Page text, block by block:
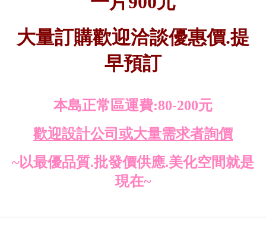
大量訂購歡迎洽談優惠價.提
早預訂
本島正常區運費:80-200元
歡迎設計公司或大量需求者詢價
~以最優品質.批發價供應.美化空間就是
現在~